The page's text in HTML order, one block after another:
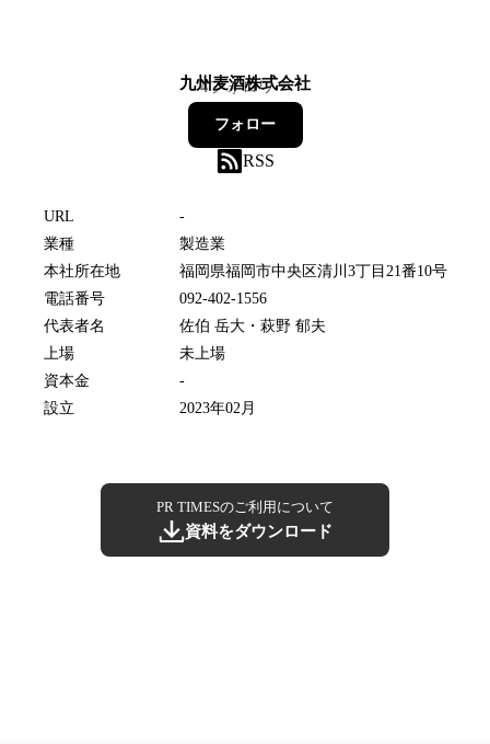
九州麦酒株式会社
4フォロワー
フォロー
RSS
URL
-
業種
製造業
本社所在地
福岡県福岡市中央区清川3丁目21番10号
電話番号
092-402-1556
代表者名
佐伯 岳大・萩野 郁夫
上場
未上場
資本金
-
設立
2023年02月
PR TIMESのご利用について
資料をダウンロード